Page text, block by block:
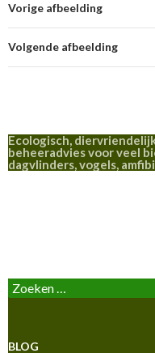
Vorige afbeelding
Volgende afbeelding
Ecologisch,
beheeradvies voor veel
dagvlinders, vogels,
Zoeken
naar:
BLOG